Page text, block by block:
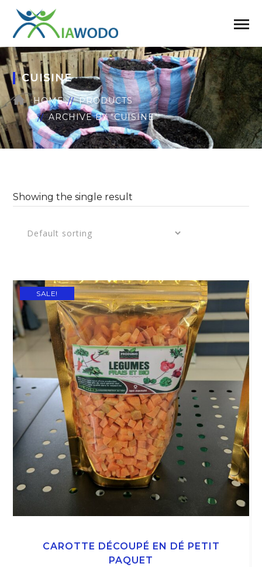
CUISINE
HOME
PRODUCTS
ARCHIVE BY "CUISINE"
Showing the single result
SALE!
CAROTTE DÉCOUPÉ EN DÉ PETIT
PAQUET